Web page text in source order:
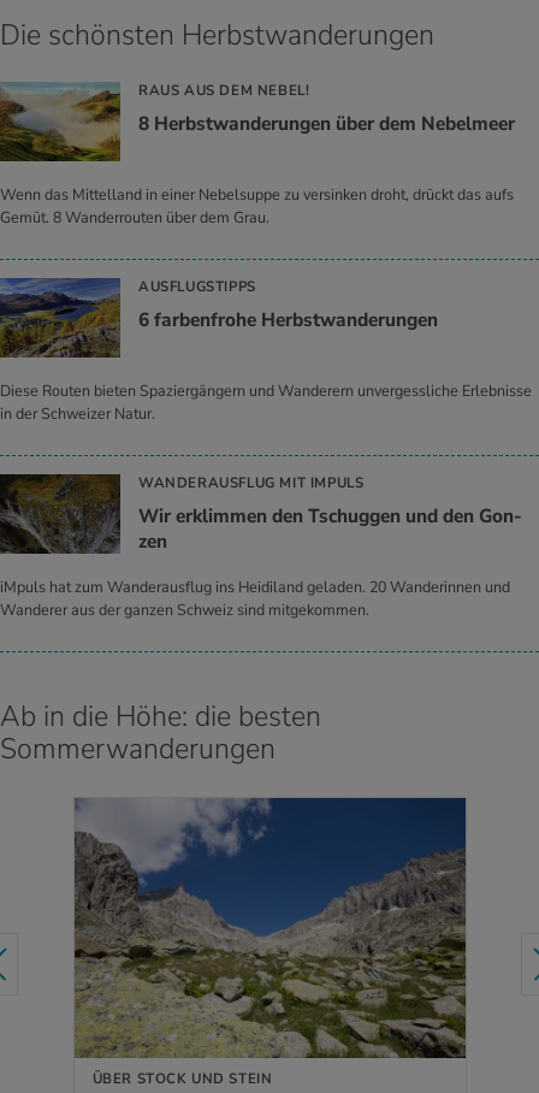
Die schönsten Herbstwanderungen
RAUS AUS DEM NEBEL!
8 Herbst­wan­de­run­gen über dem Ne­bel­meer
Wenn das Mittelland in einer Nebelsuppe zu versinken droht, drückt das aufs
Gemüt. 8 Wanderrouten über dem Grau.
AUSFLUGSTIPPS
6 far­ben­fro­he Herbst­wan­de­run­gen
Diese Routen bieten Spaziergängern und Wanderern unvergessliche Erlebnisse
in der Schweizer Natur.
WANDERAUSFLUG MIT IMPULS
Wir er­klim­men den Tschug­gen und den Gon­
zen
iMpuls hat zum Wanderausflug ins Heidiland geladen. 20 Wanderinnen und
Wanderer aus der ganzen Schweiz sind mitgekommen.
Ab in die Höhe: die besten
Sommerwanderungen
ÜBER STOCK UND STEIN
MEHR ERFAHREN